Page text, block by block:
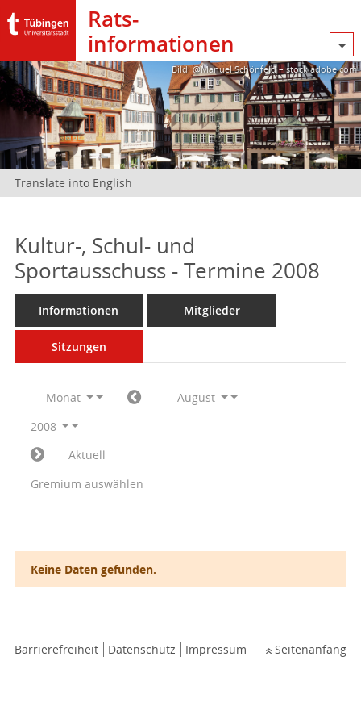
Rats­
informationen
Bild: @Manuel Schönfeld – stock.adobe.com
Translate into English
Kultur-, Schul- und
Sportausschuss - Termine 2008
Informationen Mitglieder
Sitzungen
Monat
August
2008
Aktuell
Gremium auswählen
Keine Daten gefunden.
Barrierefreiheit Datenschutz Impressum Seitenanfang